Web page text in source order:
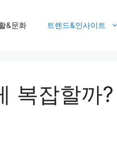
&문화 트렌드&인사이트
복잡할까